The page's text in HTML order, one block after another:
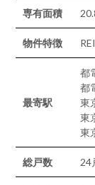
専有面積
物件特徴
最寄駅
都
都
東
東
東
総戸数 24